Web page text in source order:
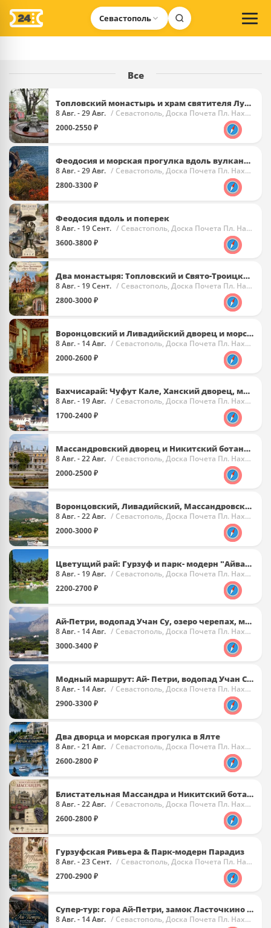
Севастополь
Все
Топловский монастырь и храм святителя Луки Крымского
8 Авг. - 29 Авг. / Севастополь, Доска Почета Пл. Нахимова
2000-2550 ₽
Феодосия и морская прогулка вдоль вулкана Кара Даг.
8 Авг. - 29 Авг. / Севастополь, Доска Почета Пл. Нахимова
2800-3300 ₽
Феодосия вдоль и поперек
8 Авг. - 19 Сент. / Севастополь, Доска Почета Пл. Нахимова
3600-3800 ₽
Два монастыря: Топловский и Свято-Троицкий
8 Авг. - 19 Сент. / Севастополь, Доска Почета Пл. Нахимова
2800-3000 ₽
Воронцовский и Ливадийский дворец и морская прогулка
8 Авг. - 14 Авг. / Севастополь, Доска Почета Пл. Нахимова
2000-2600 ₽
Бахчисарай: Чуфут Кале, Ханский дворец, монастырь
8 Авг. - 19 Авг. / Севастополь, Доска Почета Пл. Нахимова
1700-2400 ₽
Массандровский дворец и Никитский ботанический сад
8 Авг. - 22 Авг. / Севастополь, Доска Почета Пл. Нахимова
2000-2500 ₽
Воронцовский, Ливадийский, Массандровский дворцы и Ялта
8 Авг. - 22 Авг. / Севастополь, Доска Почета Пл. Нахимова
2000-3000 ₽
Цветущий рай: Гурзуф и парк- модерн "Айвазовское"
8 Авг. - 19 Авг. / Севастополь, Доска Почета Пл. Нахимова
2200-2700 ₽
Ай-Петри, водопад Учан Су, озеро черепах, морская прогулка
8 Авг. - 14 Авг. / Севастополь, Доска Почета Пл. Нахимова
3000-3400 ₽
Модный маршрут: Ай- Петри, водопад Учан Су, имение Харакс
8 Авг. - 14 Авг. / Севастополь, Доска Почета Пл. Нахимова
2900-3300 ₽
Два дворца и морская прогулка в Ялте
8 Авг. - 21 Авг. / Севастополь, Доска Почета Пл. Нахимова
2600-2800 ₽
Блистательная Массандра и Никитский ботанический сад
8 Авг. - 22 Авг. / Севастополь, Доска Почета Пл. Нахимова
2600-2800 ₽
Гурзуфская Ривьера & Парк-модерн Парадиз
8 Авг. - 23 Сент. / Севастополь, Доска Почета Пл. Нахимова
2700-2900 ₽
Супер-тур: гора Ай-Петри, замок Ласточкино гнездо и Харакс
8 Авг. - 14 Авг. / Севастополь, Доска Почета Пл. Нахимова